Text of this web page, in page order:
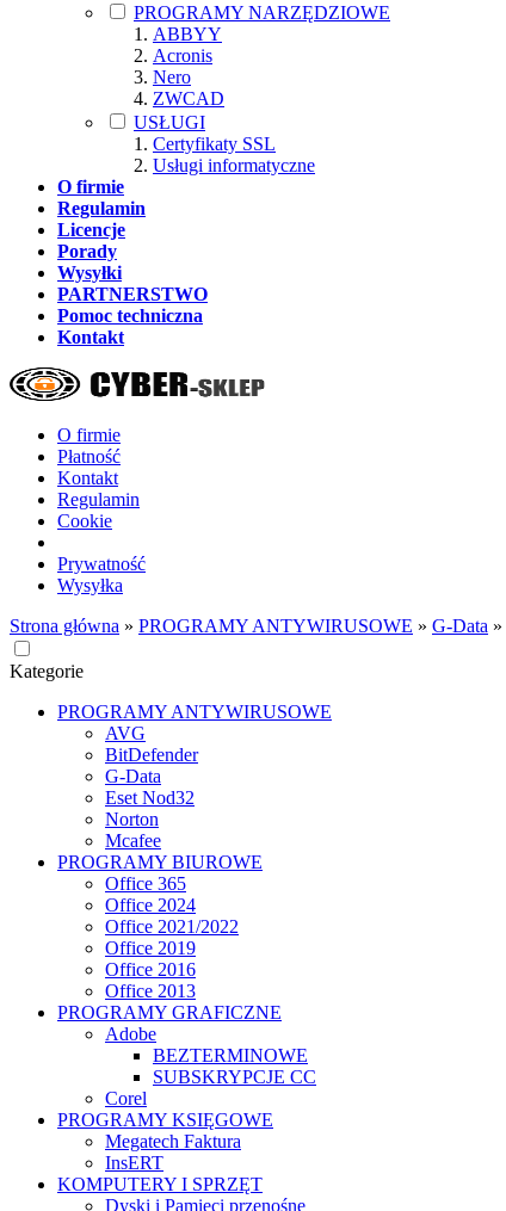
PROGRAMY NARZĘDZIOWE
ABBYY
Acronis
Nero
ZWCAD
USŁUGI
Certyfikaty SSL
Usługi informatyczne
O firmie
Regulamin
Licencje
Porady
Wysyłki
PARTNERSTWO
Pomoc techniczna
Kontakt
O firmie
Płatność
Kontakt
Regulamin
Cookie
Prywatność
Wysyłka
Strona główna » PROGRAMY ANTYWIRUSOWE » G-Data »
Kategorie
PROGRAMY ANTYWIRUSOWE
AVG
BitDefender
G-Data
Eset Nod32
Norton
Mcafee
PROGRAMY BIUROWE
Office 365
Office 2024
Office 2021/2022
Office 2019
Office 2016
Office 2013
PROGRAMY GRAFICZNE
Adobe
BEZTERMINOWE
SUBSKRYPCJE CC
Corel
PROGRAMY KSIĘGOWE
Megatech Faktura
InsERT
KOMPUTERY I SPRZĘT
Dyski i Pamięci przenośne